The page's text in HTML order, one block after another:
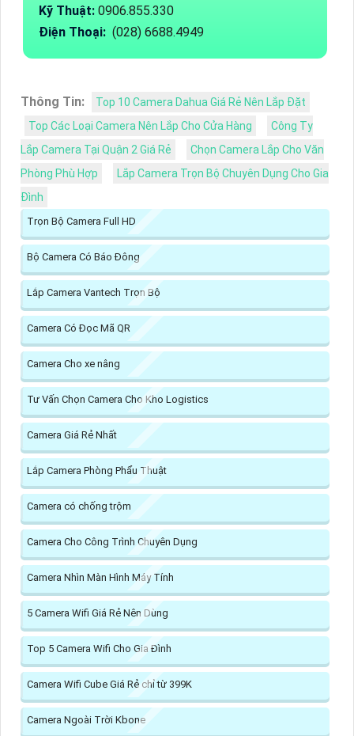
Kỹ Thuật: 0906.855.330
Điện Thoại: (028) 6688.4949
Thông Tin:
Top 10 Camera Dahua Giá Rẻ Nên Lắp Đặt
Top Các Loại Camera Nên Lắp Cho Cửa Hàng
Công Ty
Lắp Camera Tại Quận 2 Giá Rẻ
Chọn Camera Lắp Cho Văn
Phòng Phù Hợp
Lắp Camera Trọn Bộ Chuyên Dụng Cho Gia
Đình
Trọn Bộ Camera Full HD
Bộ Camera Có Báo Đông
Lắp Camera Vantech Trọn Bộ
Camera Có Đọc Mã QR
Camera Cho xe nâng
Tư Vấn Chọn Camera Cho Kho Logistics
Camera Giá Rẻ Nhất
Lắp Camera Phòng Phẩu Thuật
Camera có chống trộm
Camera Cho Công Trình Chuyên Dụng
Camera Nhìn Màn Hình Máy Tính
5 Camera Wifi Giá Rẻ Nên Dùng
Top 5 Camera Wifi Cho Gia Đình
Camera Wifi Cube Giá Rẻ chỉ từ 399K
Camera Ngoài Trời Kbone